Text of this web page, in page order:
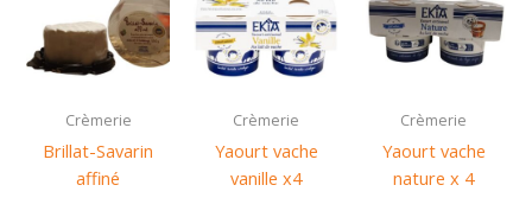
Crèmerie
Brillat-Savarin
affiné
Crèmerie
Yaourt vache
vanille x4
Crèmerie
Yaourt vache
nature x 4